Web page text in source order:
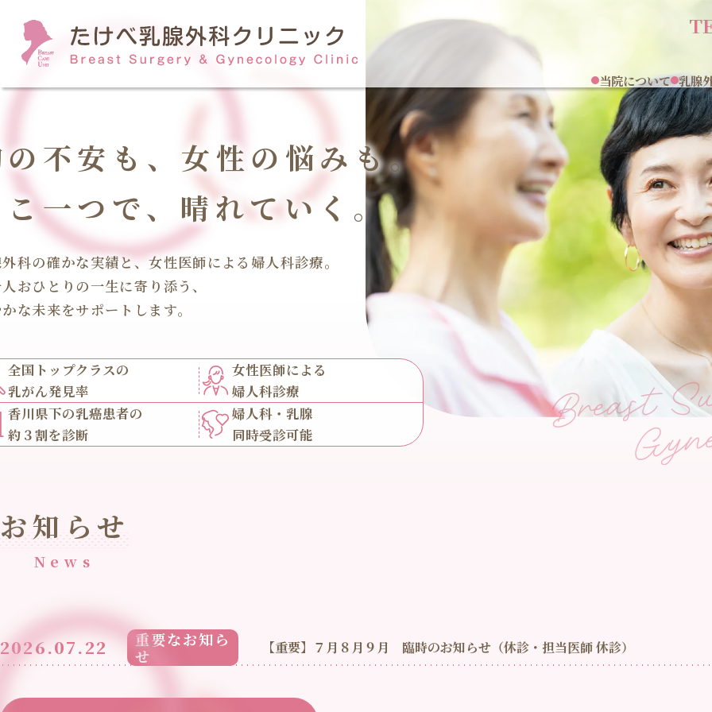
当院について 乳腺
不安も、女性の悩みも。
一つで、晴れていく。
科の確かな実績と、女性医師による婦人科診療。
おひとりの一生に寄り添う、
な未来をサポートします。
全国トップクラスの
乳がん発見率
女性医師による
婦人科診療
香川県下の乳癌患者の
約３割を診断
婦人科・乳腺
同時受診可能
お知らせ
News
2026.07.22
重要なお知ら
せ
【重要】７月８月９月 臨時のお知らせ（休診・担当医師 休診）